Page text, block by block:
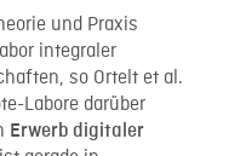
und Praxis
integraler
so Ortelt et al.
Labore darüber
Erwerb digitaler